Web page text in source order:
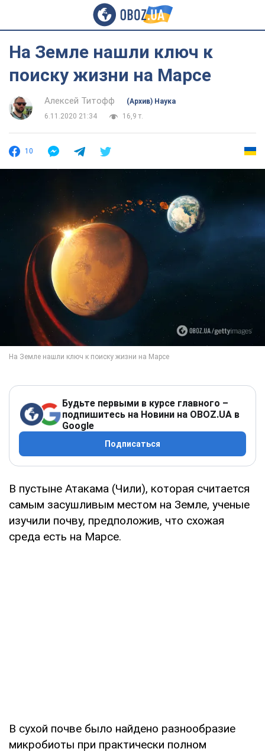
На Земле нашли ключ к
поиску жизни на Марсе
Алексей Титофф
(Архив) Наука
6.11.2020 21:34
16,9 т.
10
Будьте первыми в курсе главного –
подпишитесь на Новини на OBOZ.UA в
Google
Подписаться
В пустыне Атакама (Чили), которая считается
самым засушливым местом на Земле, ученые
изучили почву, предположив, что схожая
среда есть на Марсе.
В сухой почве было найдено разнообразие
микробиоты при практически полном